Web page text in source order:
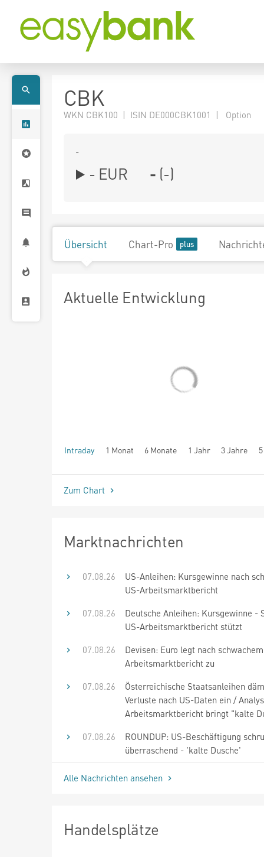
CBK
WKN CBK100 | ISIN DE000CBK1001 | Option
-
- EUR - (-)
Übersicht Chart-Pro
Aktuelle Entwicklung
Intraday 1 Monat 6 Monate 1 Jahr 3 Jahre
seit Beginn
Zum Chart
Marktnachrichten
07.08.26
US-Anleihen: Kursgewinne nach
US-Arbeitsmarktbericht
07.08.26
Deutsche Anleihen: Kursgewinne -
US-Arbeitsmarktbericht stützt
07.08.26
Devisen: Euro legt nach
Arbeitsmarktbericht zu
07.08.26
Österreichische Staatsanleihen
Verluste nach US-Daten ein /
Arbeitsmarktbericht bringt "kalte
07.08.26
ROUNDUP: US-Beschäftigung
überraschend - 'kalte Dusche'
Alle Nachrichten ansehen
Handelsplätze